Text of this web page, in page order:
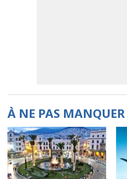
À NE PAS MANQUER